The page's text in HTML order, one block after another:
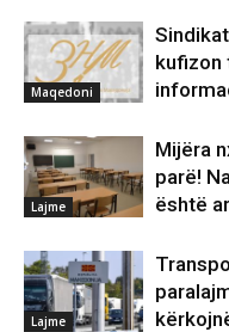
Maqedoni
kufizon
Lajme
Mijëra
parë!
është
Lajme